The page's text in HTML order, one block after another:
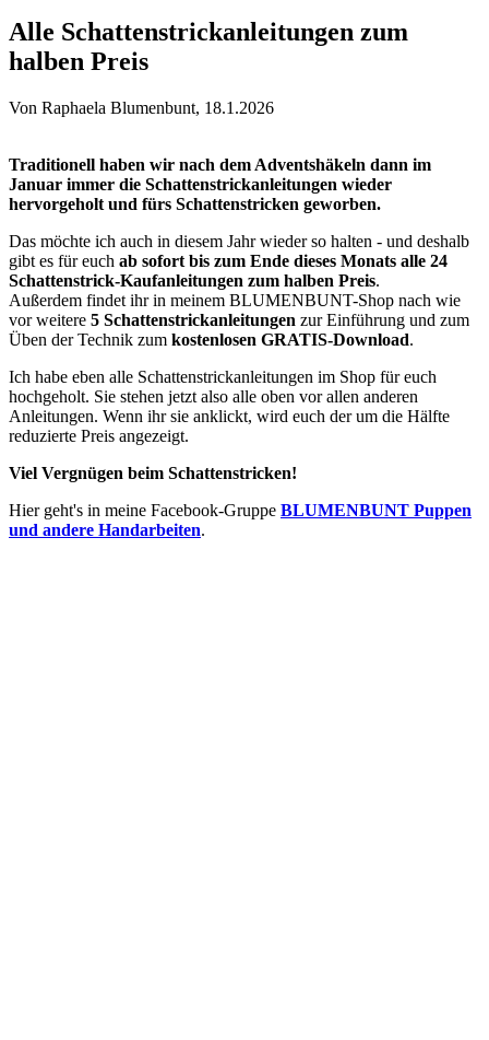
Alle Schattenstrickanleitungen zum
halben Preis
Von Raphaela Blumenbunt, 18.1.2026
Traditionell haben wir nach dem Adventshäkeln dann im
Januar immer die Schattenstrickanleitungen wieder
hervorgeholt und fürs Schattenstricken geworben.
Das möchte ich auch in diesem Jahr wieder so halten - und deshalb
gibt es für euch ab sofort bis zum Ende dieses Monats alle 24
Schattenstrick-Kaufanleitungen zum halben Preis.
Außerdem findet ihr in meinem BLUMENBUNT-Shop nach wie
vor weitere 5 Schattenstrickanleitungen zur Einführung und zum
Üben der Technik zum kostenlosen GRATIS-Download.
Ich habe eben alle Schattenstrickanleitungen im Shop für euch
hochgeholt. Sie stehen jetzt also alle oben vor allen anderen
Anleitungen. Wenn ihr sie anklickt, wird euch der um die Hälfte
reduzierte Preis angezeigt.
Viel Vergnügen beim Schattenstricken!
Hier geht's in meine Facebook-Gruppe BLUMENBUNT Puppen
und andere Handarbeiten.